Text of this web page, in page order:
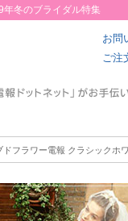
冬のブライダル特集
お問
ご注
フラワー電報 クラシックホ